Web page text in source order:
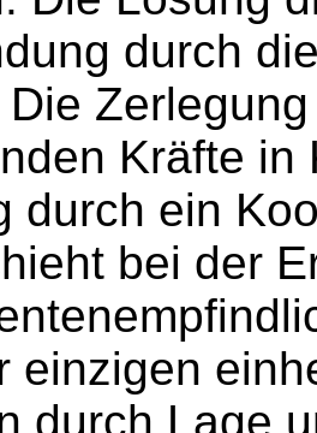
durch
Kräfte in
durch ein
bei der
einzigen
durch Lage